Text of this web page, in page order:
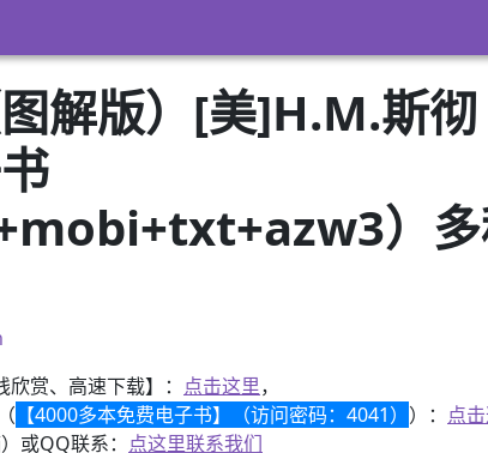
解版）[美]H.M.斯
）多
赏、高速下载】： 点击这里，
（ 【4000多本免费电子书】（访问密码：4041） ）： 点
或QQ联系： 点这里联系我们